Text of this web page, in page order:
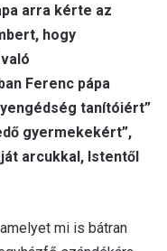
arra kérte az
hogy
Ferenc pápa
tanítóiért”
gyermekekért”,
arcukkal, Istentől
mi is bátran